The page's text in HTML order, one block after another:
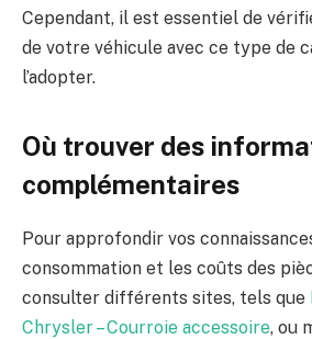
Cependant, il est essentiel de
de votre véhicule avec ce type de
l’adopter.
Où trouver des
complémentaires
Pour approfondir vos
consommation et les coûts des
consulter différents sites, tels que
Chrysler – Courroie accessoire, ou